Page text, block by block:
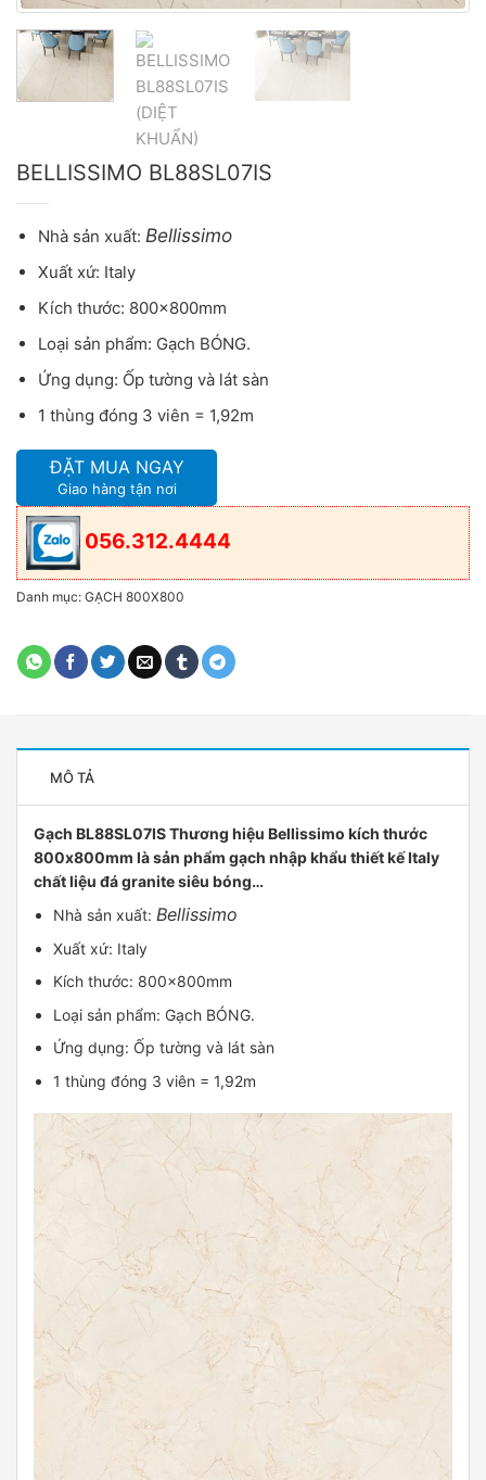
BELLISSIMO BL88SL07IS
Nhà sản xuất: Bellissimo
Xuất xứ: Italy
Kích thước: 800x800mm
Loại sản phẩm: Gạch BÓNG.
Ứng dụng: Ốp tường và lát sàn
1 thùng đóng 3 viên = 1,92m
ĐẶT MUA NGAY
Giao hàng tận nơi
056.312.4444
Danh mục: GẠCH 800X800
MÔ TẢ
Gạch BL88SL07IS Thương hiệu Bellissimo kích thước
800x800mm là sản phẩm gạch nhập khẩu thiết kế Italy
chất liệu đá granite siêu bóng…
Nhà sản xuất: Bellissimo
Xuất xứ: Italy
Kích thước: 800x800mm
Loại sản phẩm: Gạch BÓNG.
Ứng dụng: Ốp tường và lát sàn
1 thùng đóng 3 viên = 1,92m